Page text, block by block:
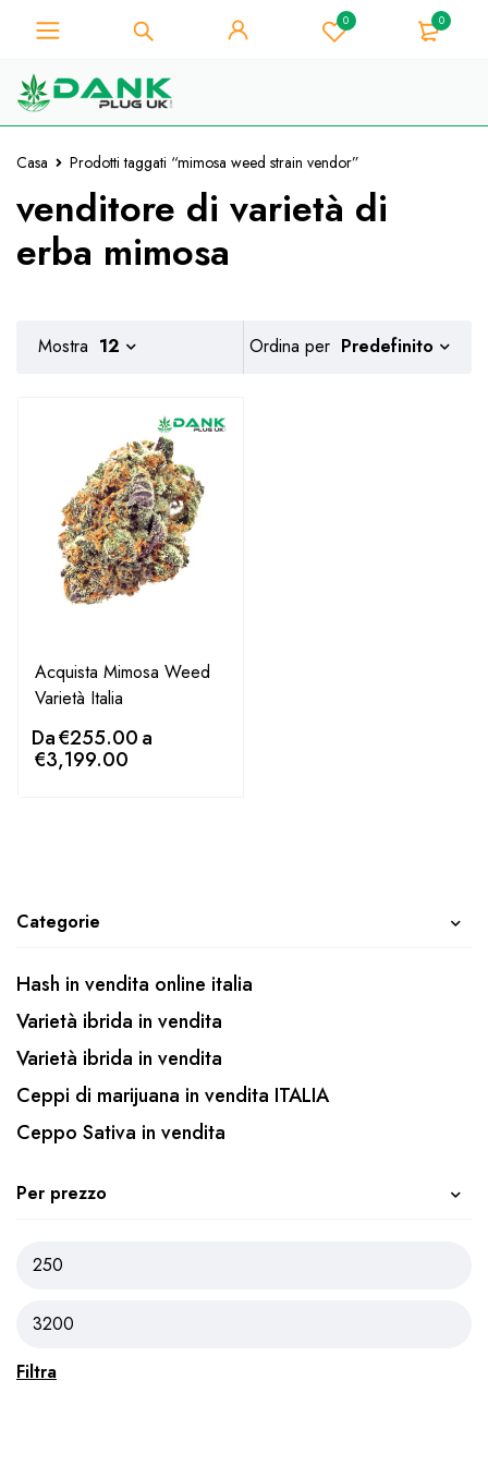
0 0
Casa Prodotti taggati “mimosa weed strain vendor”
venditore di varietà di
erba mimosa
Categorie
Hash in vendita online italia
Varietà ibrida in vendita
Varietà ibrida in vendita
Ceppi di marijuana in vendita ITALIA
Ceppo Sativa in vendita
Per prezzo
Filtra
Ordina per Predefinito
Mostra 12
Acquista Mimosa Weed
Varietà Italia
Da€255.00a
€3,199.00
Per gli amanti dell'erba - Ottieni uno
sconto immediato su ogni acquisto di
10% - Codice Coupon "WELCOME10"
Preso!